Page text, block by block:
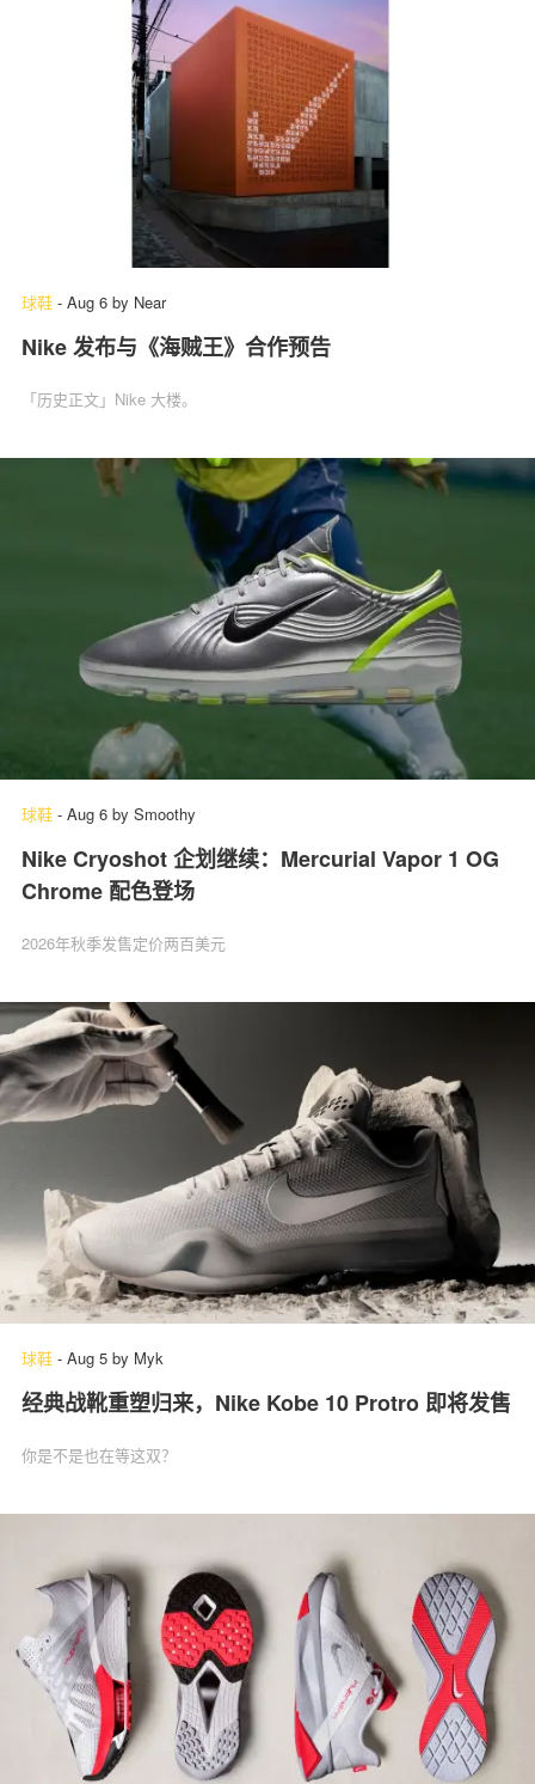
球鞋 - Aug 6 by Near
Nike 发布与《海贼王》合作预告
「历史正文」Nike 大楼。
球鞋 - Aug 6 by Smoothy
Nike Cryoshot 企划继续：Mercurial Vapor 1 OG
Chrome 配色登场
2026年秋季发售定价两百美元
球鞋 - Aug 5 by Myk
经典战靴重塑归来，Nike Kobe 10 Protro 即将发售
你是不是也在等这双？